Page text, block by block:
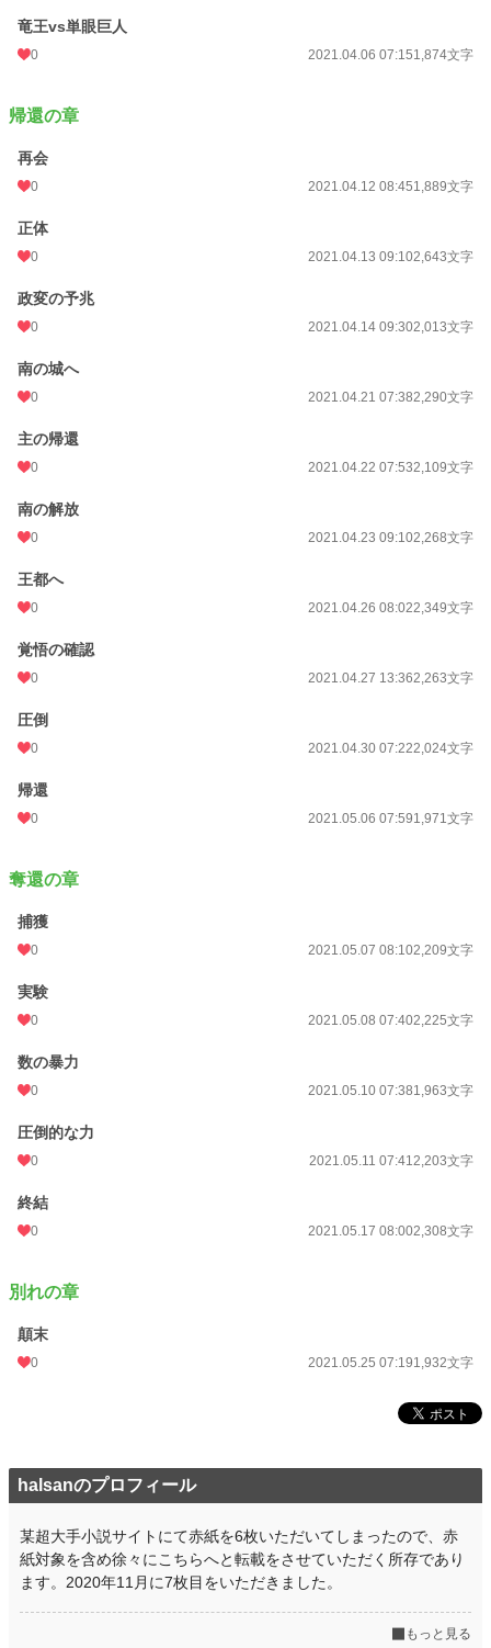
竜王vs単眼巨人
0 2021.04.06 07:151,874文字
帰還の章
再会
0 2021.04.12 08:451,889文字
正体
0 2021.04.13 09:102,643文字
政変の予兆
0 2021.04.14 09:302,013文字
南の城へ
0 2021.04.21 07:382,290文字
主の帰還
0 2021.04.22 07:532,109文字
南の解放
0 2021.04.23 09:102,268文字
王都へ
0 2021.04.26 08:022,349文字
覚悟の確認
0 2021.04.27 13:362,263文字
圧倒
0 2021.04.30 07:222,024文字
帰還
0 2021.05.06 07:591,971文字
奪還の章
捕獲
0 2021.05.07 08:102,209文字
実験
0 2021.05.08 07:402,225文字
数の暴力
0 2021.05.10 07:381,963文字
圧倒的な力
0 2021.05.11 07:412,203文字
終結
0 2021.05.17 08:002,308文字
別れの章
顛末
0 2021.05.25 07:191,932文字
halsanのプロフィール
某超大手小説サイトにて赤紙を6枚いただいてしまったので、赤
紙対象を含め徐々にこちらへと転載をさせていただく所存であり
ます。2020年11月に7枚目をいただきました。
もっと見る